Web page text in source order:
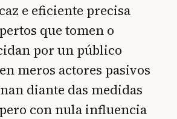
e eficiente precisa
que tomen o
por un público
meros actores pasivos
diante das medidas
con nula influencia